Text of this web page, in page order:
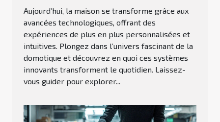
Aujourd’hui, la maison se transforme grâce aux
avancées technologiques, offrant des
expériences de plus en plus personnalisées et
intuitives. Plongez dans l’univers fascinant de la
domotique et découvrez en quoi ces systèmes
innovants transforment le quotidien. Laissez-
vous guider pour explorer...